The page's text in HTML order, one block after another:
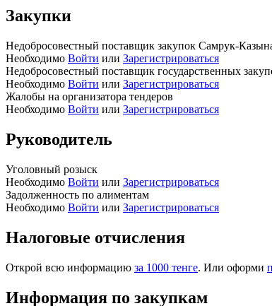
Закупки
Недобросовестный поставщик закупок Самрук-
Необходимо Войти или Зарегистрироваться
Недобросовестный поставщик государственных
Необходимо Войти или Зарегистрироваться
Жалобы на организатора тендеров
Необходимо Войти или Зарегистрироваться
Руководитель
Уголовный розыск
Необходимо Войти или Зарегистрироваться
Задолженность по алиментам
Необходимо Войти или Зарегистрироваться
Налоговые отчисления
Открой всю информацию за 1000 тенге. Или оформи
Информация по закупкам